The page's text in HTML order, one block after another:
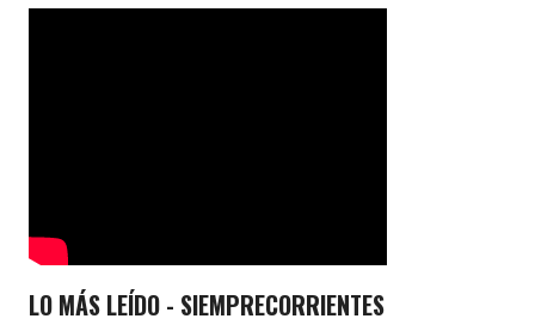
LO MÁS LEÍDO - SIEMPRECORRIENTES